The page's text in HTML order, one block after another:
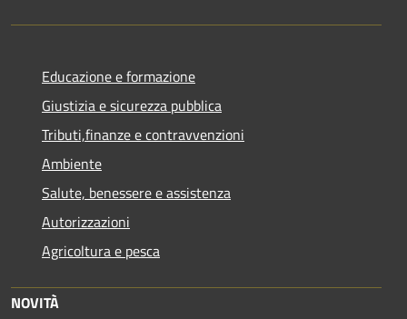
Educazione e formazione
Giustizia e sicurezza pubblica
Tributi,finanze e contravvenzioni
Ambiente
Salute, benessere e assistenza
Autorizzazioni
Agricoltura e pesca
NOVITÀ